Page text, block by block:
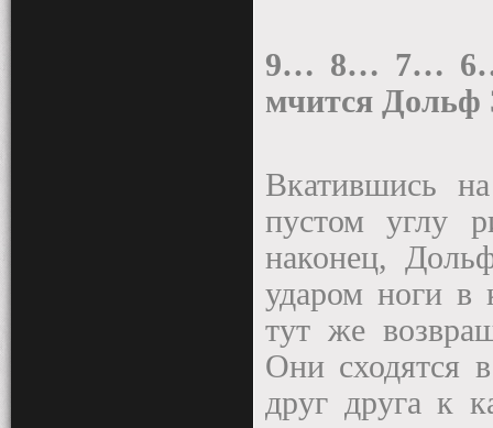
9… 8… 7…
мчится Дольф
Вкатившись
пустом углу
наконец,
ударом ноги в
тут же
Они сходятся
друг друга к